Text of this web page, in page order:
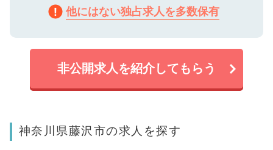
他にはない独占求人を多数保有
非公開求人を紹介してもらう
神奈川県藤沢市の求人を探す